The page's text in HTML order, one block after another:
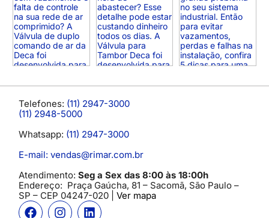
Telefones: (11) 2947-3000
(11) 2948-5000
Whatsapp: (11) 2947-3000
E-mail: vendas@rimar.com.br
Atendimento: Seg a Sex das 8:00 às 18:00h
Endereço: Praça Gaúcha, 81 – Sacomã, São Paulo –
SP – CEP 04247-020 | Ver mapa